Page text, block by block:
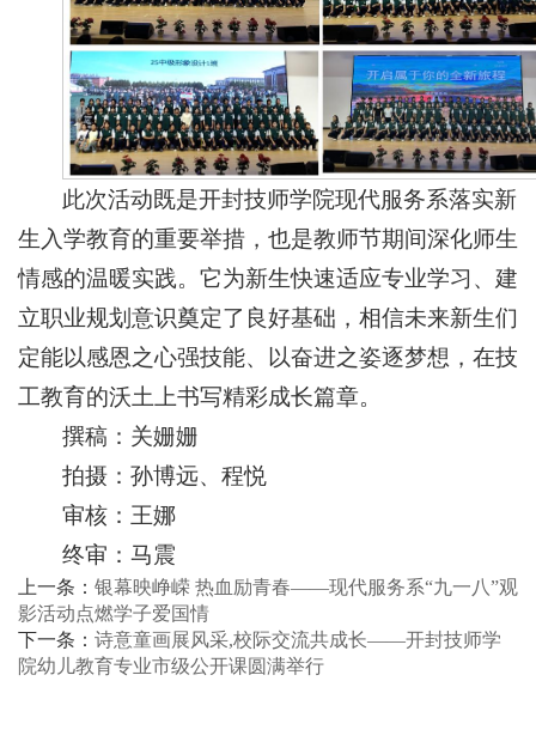
此次活动既是开封技师学院现代服务系落实新
生入学教育的重要举措，也是教师节期间深化师生
情感的温暖实践。它为新生快速适应专业学习、建
立职业规划意识奠定了良好基础，相信未来新生们
定能以感恩之心强技能、以奋进之姿逐梦想，在技
工教育的沃土上书写精彩成长篇章。
撰稿：关姗姗
拍摄：孙博远、程悦
审核：王娜
终审：马震
上一条： 银幕映峥嵘 热血励青春——现代服务系“九一八”观
影活动点燃学子爱国情
下一条： 诗意童画展风采,校际交流共成长——开封技师学
院幼儿教育专业市级公开课圆满举行